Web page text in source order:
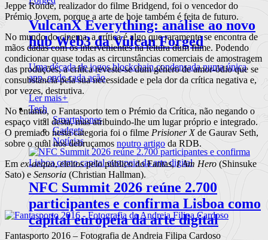
VulcanX Everything: análise ao novo
hub Web3 da Vulcan Forged
Uma década de jogos blockchain condensada numa única
app, onde cada ação
Ler mais+
Tech
Smartphones
Gadgets
Notícias
NFC Summit 2026 reúne 2.700
participantes e confirma Lisboa como
capital europeia da arte digital
Jeppe Ronde, realizador do filme Bridgend, foi o vencedor do
Prémio Jovem, porque a arte de hoje também é feita de futuro.
No mundo do cinema, a crítica é algo que raramente se encontra de
mãos dadas com os intervenientes na feitura dum filme. Podendo
condicionar quase todas as circunstâncias comerciais de amostragem
das produções, a crítica reveste-se dum género de amor-ódio que se
consubstancia pela sua necessidade e pela dor da crítica negativa e,
por vezes, destrutiva.
No entanto, o Fantasporto tem o Prémio da Crítica, não negando o
espaço vital desta, mas atribuindo-lhe um lugar próprio e integrado.
O premiado nesta categoria foi o filme Prisioner Xde Gaurav Seth,
sobre o qual nos debruçamos noutro artigo da RDB.
Em ex-aequo, eleitos pelo público do Fantas,I Am Hero (Shinsuke
Sato) e Sensoria (Christian Hallman).
Fantasporto 2016 – Fotografia de Andreia Filipa Cardoso